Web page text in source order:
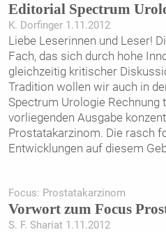
Editorial Spectrum
K. Dorfinger 1.11.2012
Liebe Leserinnen und Leser!
Fach, das sich durch hohe
gleichzeitig kritischer
Tradition wollen wir auch in
Spectrum Urologie Rechnung
vorliegenden Ausgabe
Prostatakarzinom. Die rasch
Entwicklungen auf diesem
Focus: Prostatakarzinom
Vorwort zum Focus
S. F. Shariat 1.11.2012